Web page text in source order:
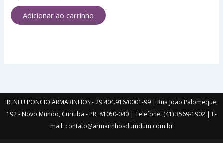
Adicionar ao carrinho
IRENEU PONCIO ARMARINHOS - 29.404.916/0001-99 | Rua João Palomeque,
192 - Novo Mundo, Curitiba - PR, 81050-040 | Telefone: (41) 3569-1902 | E-
mail: contato@armarinhosdumdum.com.br